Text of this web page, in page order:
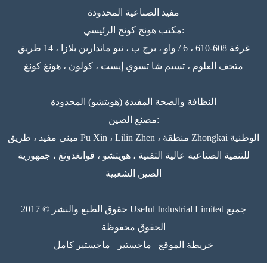
مفيد الصناعية المحدودة
مكتب هونج كونج الرئيسي:
غرفة 608-610 ، 6 / واو ، برج ب ، نيو ماندارين بلازا ، 14 طريق
متحف العلوم ، تسيم شا تسوي إيست ، كولون ، هونغ كونغ
النظافة والصحة المفيدة (هويتشو) المحدودة
مصنع الصين:
مبنى مفيد ، طريق Pu Xin ، Lilin Zhen ، منطقة Zhongkai الوطنية
للتنمية الصناعية عالية التقنية ، هويتشو ، قوانغدونغ ، جمهورية
الصين الشعبية
حقوق الطبع والنشر © 2017 Useful Industrial Limited جميع
الحقوق محفوظة
خريطة الموقع
ماجستير ماجستير كامل